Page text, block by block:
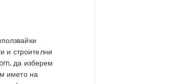
и строителни
да изберем
името на